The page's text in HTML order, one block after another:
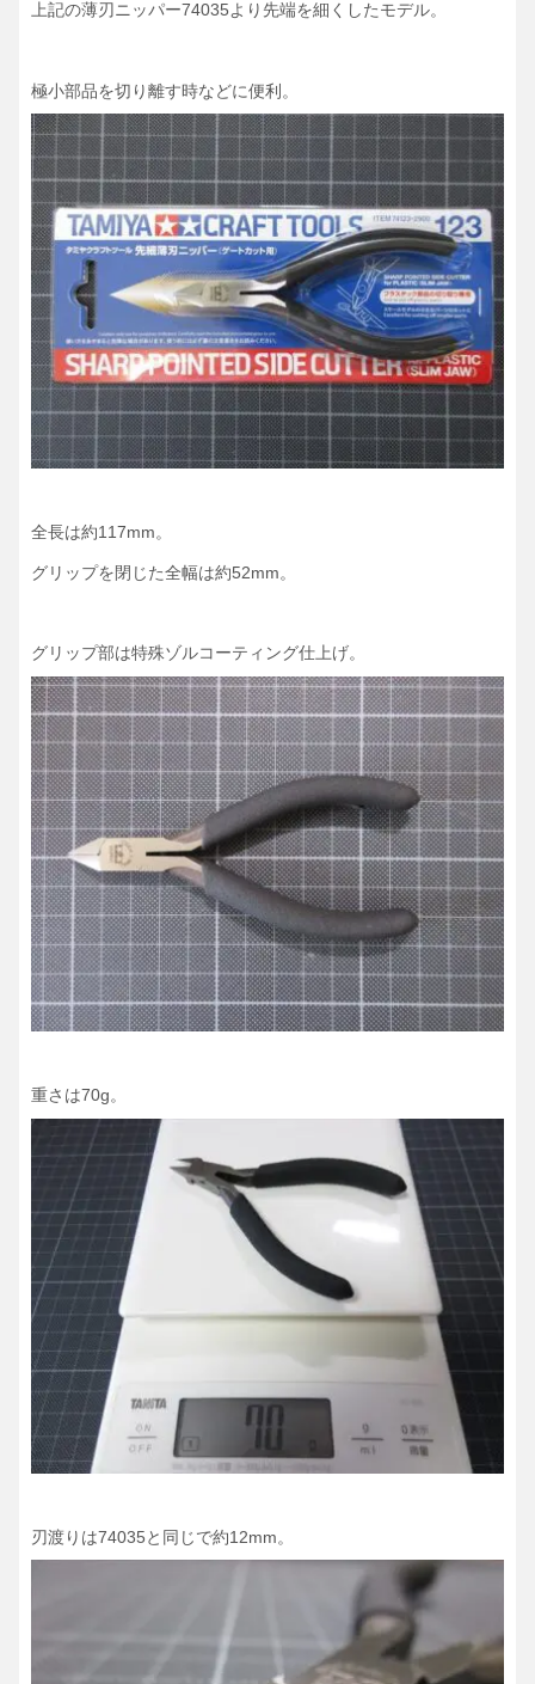
上記の薄刃ニッパー74035より先端を細くしたモデル。
極小部品を切り離す時などに便利。
全長は約117mm。
グリップを閉じた全幅は約52mm。
グリップ部は特殊ゾルコーティング仕上げ。
重さは70g。
刃渡りは74035と同じで約12mm。